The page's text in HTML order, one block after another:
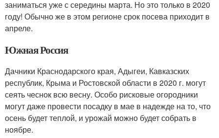
заниматься уже с середины марта. Но это только в 2020
году! Обычно же в этом регионе срок посева приходит в
апреле.
Южная Россия
Дачники Краснодарского края, Адыгеи, Кавказских
республик, Крыма и Ростовской области в 2020 г. могут
сеять чеснок всю весну. Особо рисковые огородники
могут даже провести посадку в мае в надежде на то, что
осень будет теплой, и урожай можно будет собрать в
ноябре.